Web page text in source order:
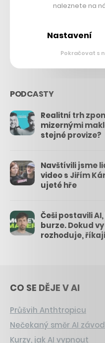
PODCASTY
Realitní trh
mizernými
stejné provize?
Navštívili jsme
video s Jiřím
ujeté hře
Češi postavili
burze. Dokud
rozhoduje, říkají
CO SE DĚJE V AI
Průšvih Anthtropicu
Nečekaný směr AI
Kurzy, jak AI vypnout
naleznete na
Nastavení
Pokračovat s